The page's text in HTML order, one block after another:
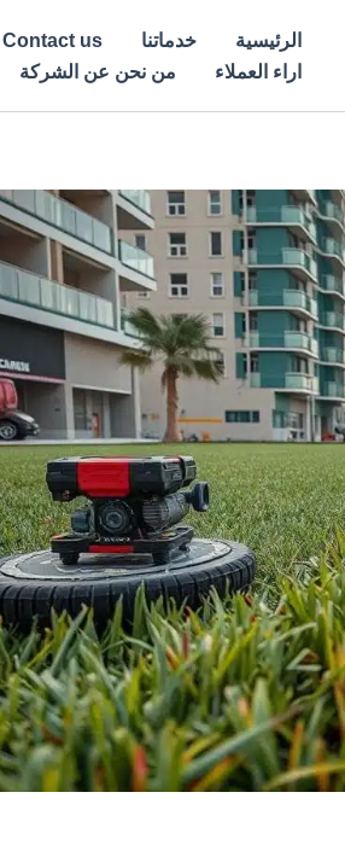
الرئيسية خدماتنا Contact us
اراء العملاء
من نحن عن الشركة